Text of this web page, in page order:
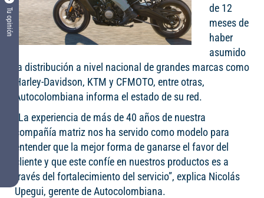
de 12
meses de
haber
asumido
la distribución a nivel nacional de grandes marcas como
Harley-Davidson, KTM y CFMOTO, entre otras,
Autocolombiana informa el estado de su red.
“La experiencia de más de 40 años de nuestra
compañía matriz nos ha servido como modelo para
entender que la mejor forma de ganarse el favor del
cliente y que este confíe en nuestros productos es a
través del fortalecimiento del servicio”, explica Nicolás
Upegui, gerente de Autocolombiana.
Tu opinión